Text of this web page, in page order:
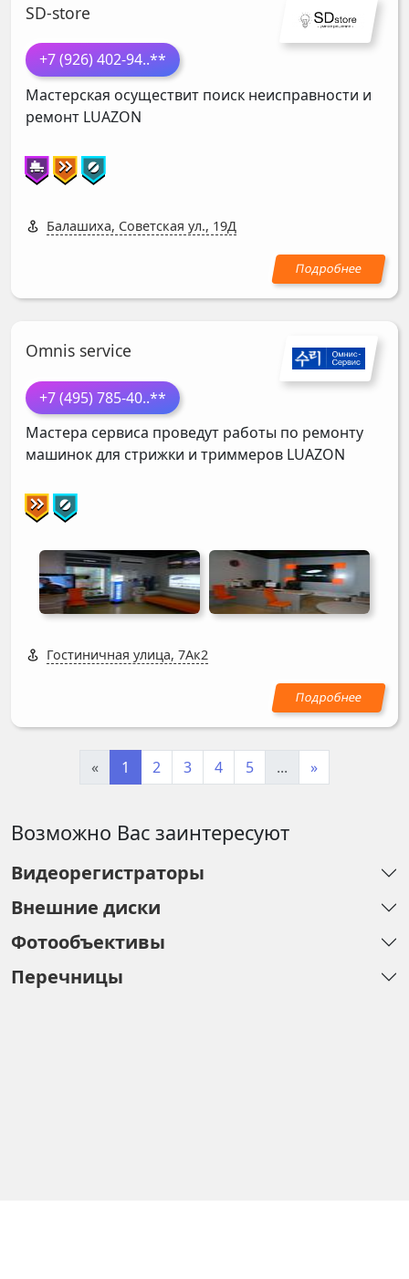
SD-store
+7 (926) 402-94..**
Мастерская осуществит поиск неисправности и
ремонт LUAZON
Балашиха, Советская ул., 19Д
Omnis service
+7 (495) 785-40..**
Мастера сервиса проведут работы по ремонту
машинок для стрижки и триммеров LUAZON
Гостиничная улица, 7Ак2
« 1 2 3 4 5 ... »
Возможно Вас заинтересуют
Видеорегистраторы
Внешние диски
Фотообъективы
Перечницы